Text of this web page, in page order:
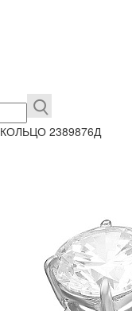
КОЛЬЦО 2389876Д